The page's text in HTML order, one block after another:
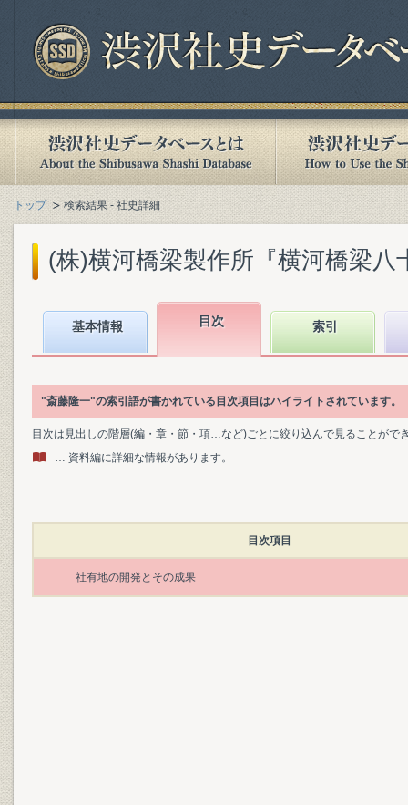
トップ 検索結果 - 社史詳細
(株)横河橋梁製作所『横河橋梁八
基本情報 目次 索引
"斎藤隆一"の索引語が書かれている目次項目はハイライトされています。
目次は見出しの階層(編・章・節・項…など)ごとに絞り込んで見ることがで
… 資料編に詳細な情報があります。
目次項目
社有地の開発とその成果